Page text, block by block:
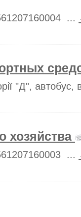
...
"Д",
хозяйства
...